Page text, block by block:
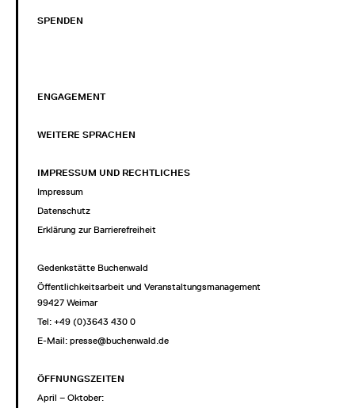
SPENDEN
ENGAGEMENT
WEITERE SPRACHEN
IMPRESSUM UND RECHTLICHES
Impressum
Datenschutz
Erklärung zur Barrierefreiheit
Gedenkstätte Buchenwald
Öffentlichkeitsarbeit und Veranstaltungsmanagement
99427 Weimar
Tel: +49 (0)3643 430 0
E-Mail: presse@buchenwald.de
ÖFFNUNGSZEITEN
April – Oktober: